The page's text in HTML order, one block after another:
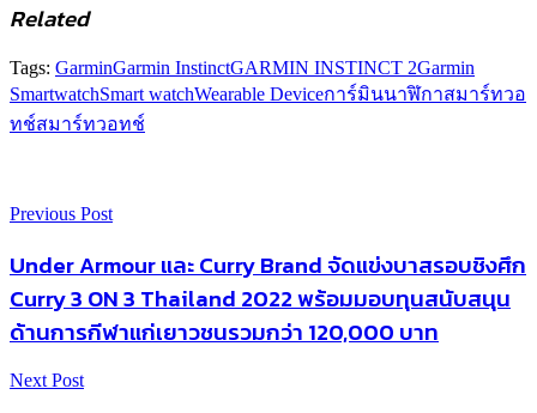
Related
Tags: GarminGarmin InstinctGARMIN INSTINCT 2Garmin
SmartwatchSmart watchWearable Deviceการ์มินนาฬิกาสมาร์ทวอ
ทช์สมาร์ทวอทช์
Previous Post
Under Armour และ Curry Brand จัดแข่งบาสรอบชิงศึก
Curry 3 ON 3 Thailand 2022 พร้อมมอบทุนสนับสนุน
ด้านการกีฬาแก่เยาวชนรวมกว่า 120,000 บาท
Next Post